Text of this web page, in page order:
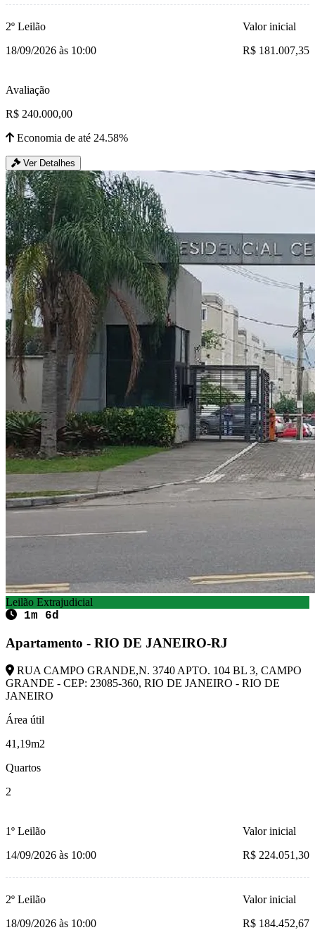
2º Leilão
18/09/2026 às 10:00
Valor inicial
R$ 181.007,35
Avaliação
R$ 240.000,00
Economia de até 24.58%
Ver Detalhes
Leilão Extrajudicial
1m 6d
Apartamento - RIO DE JANEIRO-RJ
RUA CAMPO GRANDE,N. 3740 APTO. 104 BL 3, CAMPO
GRANDE - CEP: 23085-360, RIO DE JANEIRO - RIO DE
JANEIRO
Área útil
41,19m2
Quartos
2
1º Leilão
14/09/2026 às 10:00
Valor inicial
R$ 224.051,30
2º Leilão
18/09/2026 às 10:00
Valor inicial
R$ 184.452,67